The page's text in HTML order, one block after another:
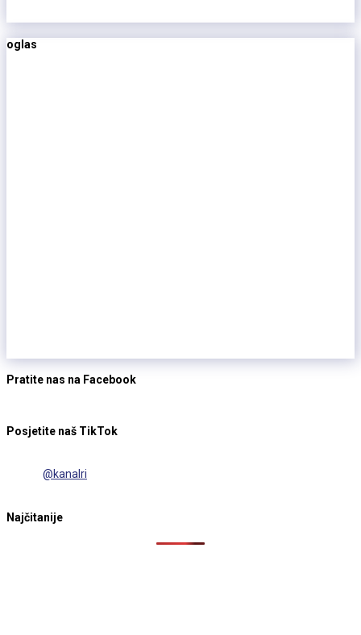
oglas
Pratite nas na Facebook
Posjetite naš TikTok
@kanalri
Najčitanije